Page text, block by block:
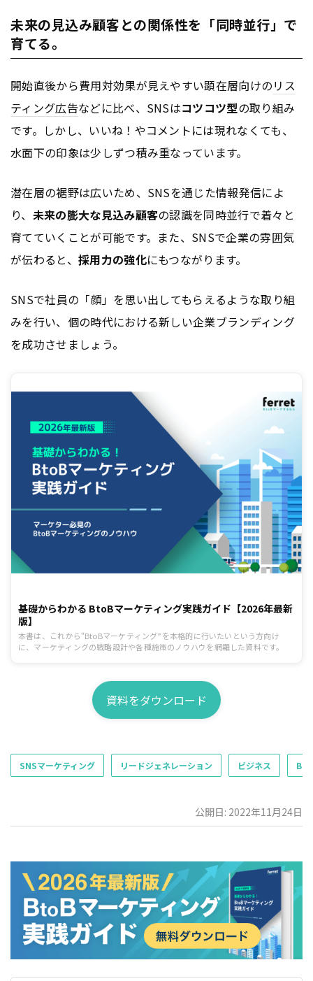
未来の見込み顧客との関係性を「同時並行」で
育てる。
開始直後から費用対効果が見えやすい顕在層向けのリス
ティング広告などに比べ、SNSはコツコツ型の取り組み
です。しかし、いいね！やコメントには現れなくても、
水面下の印象は少しずつ積み重なっています。
潜在層の裾野は広いため、SNSを通じた情報発信によ
り、 未来の膨大な見込み顧客の認識を同時並行で着々と
育てていくことが可能です。また、SNSで企業の雰囲気
が伝わると、 採用力の強化にもつながります。
SNSで社員の「顔」を思い出してもらえるような取り組
みを行い、個の時代における新しい企業ブランディング
を成功させましょう。
基礎からわかる BtoBマーケティング実践ガイド【2026年最新
版】
本書は、これから“BtoBマーケティング”を本格的に行いたいという方向け
に、マーケティングの戦略設計や各種施策のノウハウを網羅した資料です。
資料をダウンロード
SNSマーケティング リードジェネレーション ビジネス
公開日: 2022年11月24日